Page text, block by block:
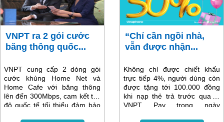
VNPT ra 2 gói cước
băng thông quốc...
VNPT cung cấp 2 dòng gói
cước khủng Home Net và
Home Cafe với băng thông
lên đến 300Mbps, cam kết tốc
độ quốc tế tối thiểu đảm bảo
“Chỉ cần ngồi nhà,
vẫn được nhận...
Không chỉ được chiết khấu
trực tiếp 4%, người dùng còn
được tặng tới 100.000 đồng
khi nạp thẻ trả trước qua ví
VNPT Pay trong ngày